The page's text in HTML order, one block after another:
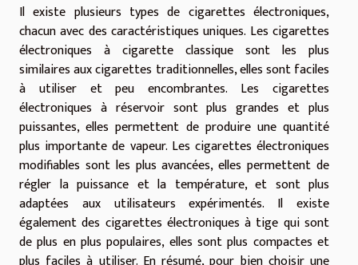
Il existe plusieurs types de cigarettes électroniques,
chacun avec des caractéristiques uniques. Les cigarettes
électroniques à cigarette classique sont les plus
similaires aux cigarettes traditionnelles, elles sont faciles
à utiliser et peu encombrantes. Les cigarettes
électroniques à réservoir sont plus grandes et plus
puissantes, elles permettent de produire une quantité
plus importante de vapeur. Les cigarettes électroniques
modifiables sont les plus avancées, elles permettent de
régler la puissance et la température, et sont plus
adaptées aux utilisateurs expérimentés. Il existe
également des cigarettes électroniques à tige qui sont
de plus en plus populaires, elles sont plus compactes et